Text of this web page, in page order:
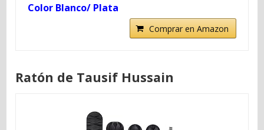
Color Blanco/ Plata
Comprar en Amazon
Ratón de Tausif Hussain